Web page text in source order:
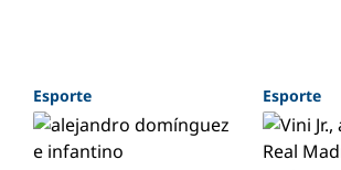
Esporte Esporte